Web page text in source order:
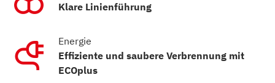
Klare Linienführung
Energie
Effiziente und saubere Verbrennung mit
ECOplus